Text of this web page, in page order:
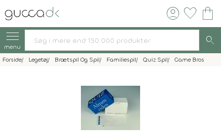
account_circle favorite shopping_bag
menu search
Forside Legetøj Brætspil Og Spil Familiespil Quiz Spil Game Bros